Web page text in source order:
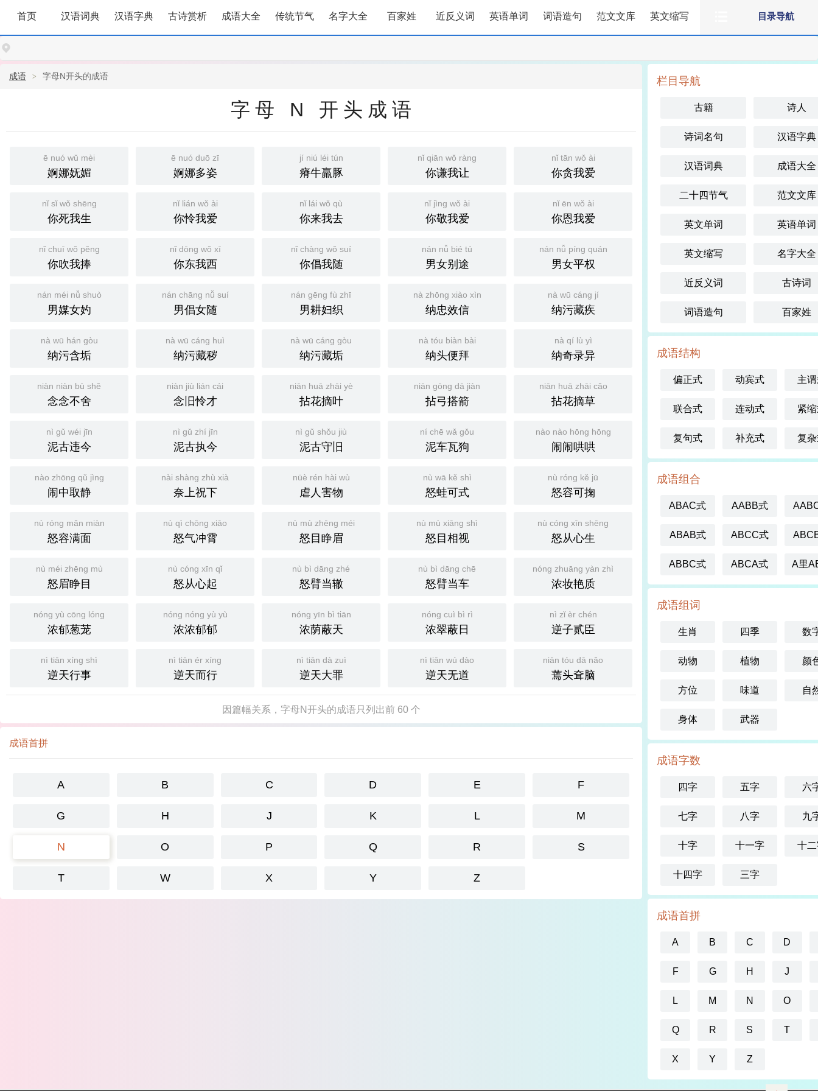
目录导航
首页 汉语词典 汉语字典 古诗赏析 成语大全 传统节气 名字大全 百家姓 近反义词 英语单词 词语造句 范文文库 英文缩写
成语 字母N开头的成语
字母 N 开头成语
ē nuó wǔ mèi
婀娜妩媚
ē nuó duō zī
婀娜多姿
jí niú léi tún
瘠牛羸豚
nǐ qiān wǒ ràng
你谦我让
nǐ tān wǒ ài
你贪我爱
nǐ sǐ wǒ shēng
你死我生
nǐ lián wǒ ài
你怜我爱
nǐ lái wǒ qù
你来我去
nǐ jìng wǒ ài
你敬我爱
nǐ ēn wǒ ài
你恩我爱
nǐ chuī wǒ pěng
你吹我捧
nǐ dōng wǒ xī
你东我西
nǐ chàng wǒ suí
你倡我随
nán nǚ bié tú
男女别途
nán nǚ píng quán
男女平权
nán méi nǚ shuò
男媒女妁
nán chāng nǚ suí
男倡女随
nán gēng fù zhī
男耕妇织
nà zhōng xiào xìn
纳忠效信
nà wū cáng jí
纳污藏疾
nà wū hán gòu
纳污含垢
nà wū cáng huì
纳污藏秽
nà wū cáng gòu
纳污藏垢
nà tóu biàn bài
纳头便拜
nà qí lù yì
纳奇录异
niàn niàn bù shě
念念不舍
niàn jiù lián cái
念旧怜才
niān huā zhāi yè
拈花摘叶
niān gōng dā jiàn
拈弓搭箭
niān huā zhāi cǎo
拈花摘草
nì gǔ wéi jīn
泥古违今
nì gǔ zhí jīn
泥古执今
nì gǔ shǒu jiù
泥古守旧
ní chē wǎ gǒu
泥车瓦狗
nào nào hōng hōng
闹闹哄哄
nào zhōng qǔ jìng
闹中取静
nài shàng zhù xià
奈上祝下
nüè rén hài wù
虐人害物
nù wā kě shì
怒蛙可式
nù róng kě jū
怒容可掬
nù róng mǎn miàn
怒容满面
nù qì chōng xiāo
怒气冲霄
nù mù zhēng méi
怒目睁眉
nù mù xiāng shì
怒目相视
nù cóng xīn shēng
怒从心生
nù méi zhēng mù
怒眉睁目
nù cóng xīn qǐ
怒从心起
nù bì dāng zhé
怒臂当辙
nù bì dāng chē
怒臂当车
nóng zhuāng yàn zhì
浓妆艳质
nóng yù cōng lóng
浓郁葱茏
nóng nóng yù yù
浓浓郁郁
nóng yīn bì tiān
浓荫蔽天
nóng cuì bì rì
浓翠蔽日
nì zǐ èr chén
逆子贰臣
nì tiān xíng shì
逆天行事
nì tiān ér xíng
逆天而行
nì tiān dà zuì
逆天大罪
nì tiān wú dào
逆天无道
niān tóu dā nǎo
蔫头耷脑
因篇幅关系，字母N开头的成语只列出前 60 个
成语首拼
A B C D E F
G H J K L M
N O P Q R S
T W X Y Z
栏目导航
古籍 诗人
诗词名句 汉语字典
汉语词典 成语大全
二十四节气 范文文库
英文单词 英语单词
英文缩写 名字大全
近反义词 古诗词
词语造句 百家姓
成语结构
偏正式 动宾式 主
联合式 连动式 紧
复句式 补充式 复
成语组合
ABAC式 AABB式
ABAB式 ABCC式
ABBC式 ABCA式 A里
成语组词
生肖 四季 数
动物 植物 颜
方位 味道 自
身体 武器
成语字数
四字 五字 六
七字 八字 九
十字 十一字 十
十四字 三字
成语首拼
A B C D
F G H J
L M N O
Q R S T
X Y Z